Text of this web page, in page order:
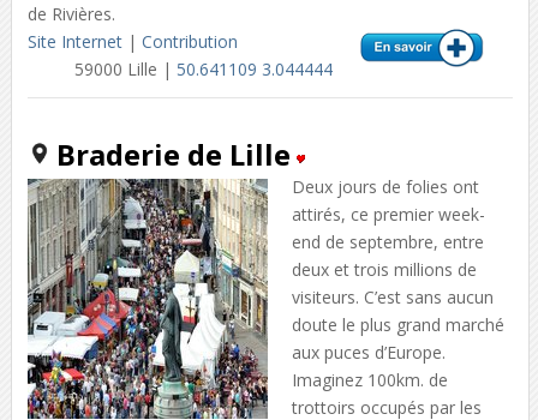
de Rivières.
Site Internet| Contribution
59000 Lille | 50.641109 3.044444
Braderie de Lille
Deux jours de folies ont
attirés, ce premier week-
end de septembre, entre
deux et trois millions de
visiteurs. C’est sans aucun
doute le plus grand marché
aux puces d’Europe.
Imaginez 100km. de
trottoirs occupés par les